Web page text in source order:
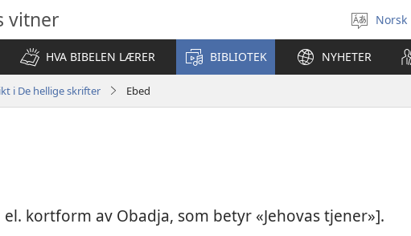
vitner
Velg
språk
Norsk
HVA BIBELEN LÆRER BIBLIOTEK NYHETER
i De hellige skrifter Ebed
kortform av Obadja, som betyr «Jehovas tjener»].